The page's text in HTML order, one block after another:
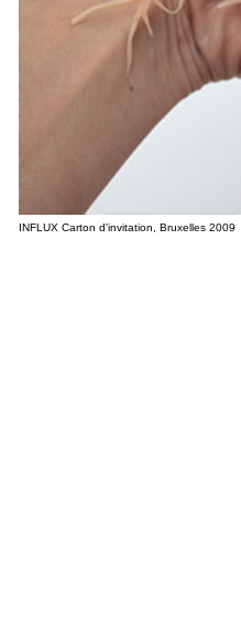
INFLUX Carton d'invitation, Bruxelles 2009